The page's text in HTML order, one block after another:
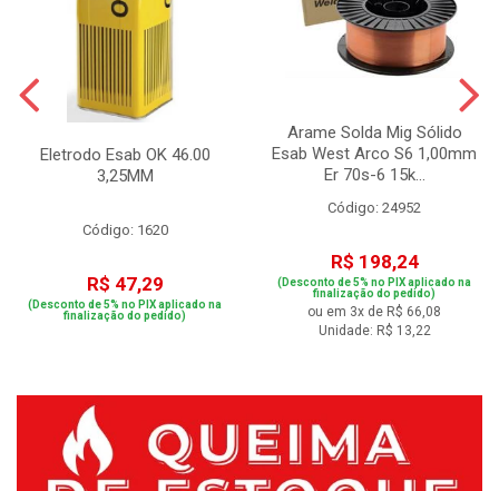
Eletrodo Esab OK 46.00
3,25MM
Código: 1620
R$ 47,29
(Desconto de 5% no PIX aplicado na
finalização do pedido)
Arame Solda Mig Sólido
Esab West Arco S6 1,00mm
Er 70s-6 15k...
Código: 24952
R$ 198,24
(Desconto de 5% no PIX aplicado na
finalização do pedido)
ou em 3x de R$ 66,08
Unidade: R$ 13,22